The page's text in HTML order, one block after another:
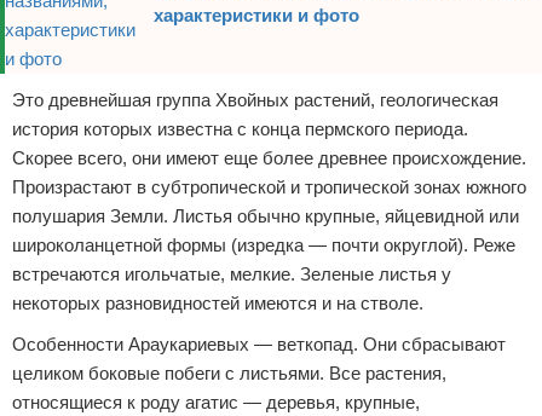
характеристики и фото
Это древнейшая группа Хвойных растений, геологическая
история которых известна с конца пермского периода.
Скорее всего, они имеют еще более древнее происхождение.
Произрастают в субтропической и тропической зонах южного
полушария Земли. Листья обычно крупные, яйцевидной или
широколанцетной формы (изредка — почти округлой). Реже
встречаются игольчатые, мелкие. Зеленые листья у
некоторых разновидностей имеются и на стволе.
Особенности Араукариевых — веткопад. Они сбрасывают
целиком боковые побеги с листьями. Все растения,
относящиеся к роду агатис — деревья, крупные,